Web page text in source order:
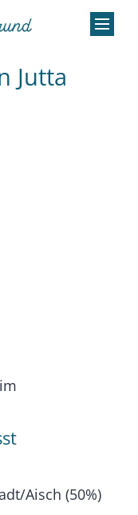
Jutta
Aisch (50%)